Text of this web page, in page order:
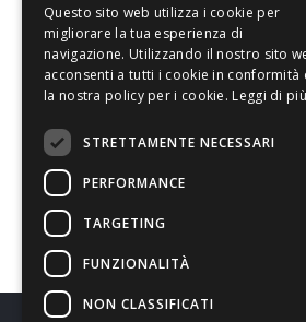
Questo sito web utilizza i cookie per
migliorare la tua esperienza di
navigazione. Utilizzando il nostro sito
acconsenti a tutti i cookie in conformità
la nostra policy per i cookie. Leggi di più
STRETTAMENTE NECESSARI
PERFORMANCE
TARGETING
FUNZIONALITÀ
NON CLASSIFICATI